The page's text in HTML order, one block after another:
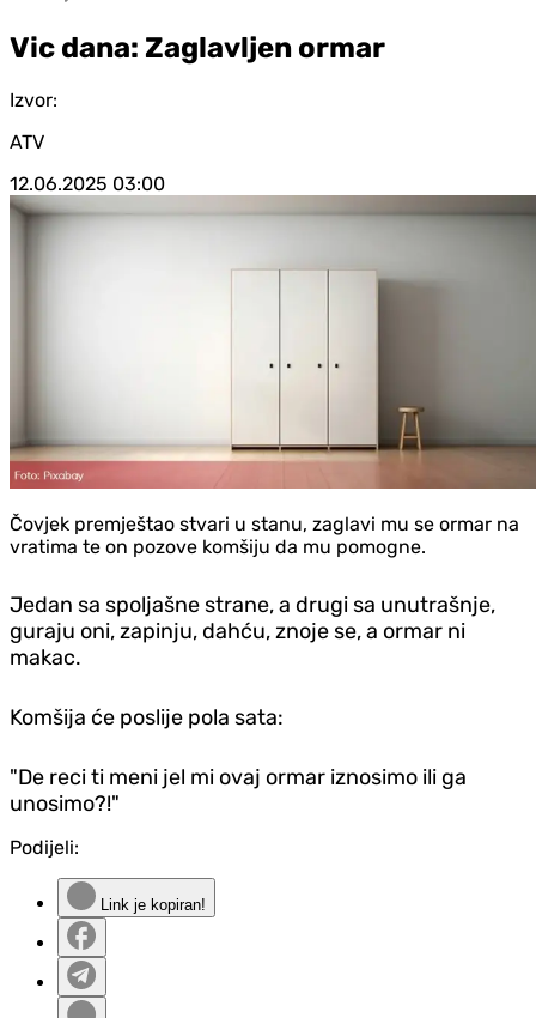
Vic dana: Zaglavljen ormar
Izvor:
ATV
12.06.2025 03:00
Čovjek premještao stvari u stanu, zaglavi mu se ormar na
vratima te on pozove komšiju da mu pomogne.
Jedan sa spoljašne strane, a drugi sa unutrašnje,
guraju oni, zapinju, dahću, znoje se, a ormar ni
makac.
Komšija će poslije pola sata:
"De reci ti meni jel mi ovaj ormar iznosimo ili ga
unosimo?!"
Podijeli:
Link je kopiran!